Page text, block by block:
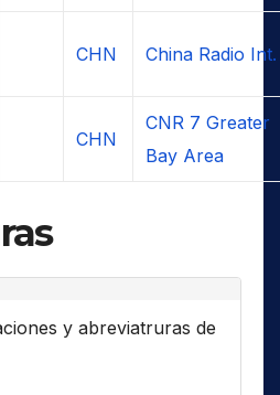
CHN China Radio Int.
CHN
CNR 7 Greater
Bay Area
y abreviatruras de